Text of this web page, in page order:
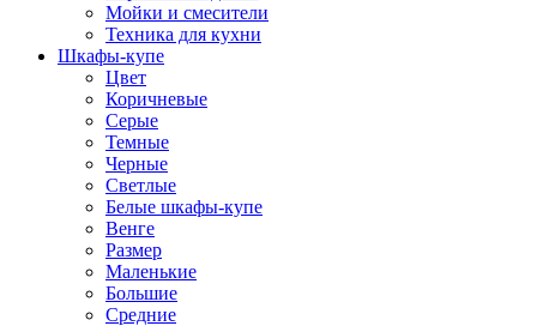
Мойки и смесители
Техника для кухни
Шкафы-купе
Цвет
Коричневые
Серые
Темные
Черные
Светлые
Белые шкафы-купе
Венге
Размер
Маленькие
Большие
Средние